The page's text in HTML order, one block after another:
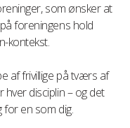
som ønsker at
foreningens hold
kontekst.
af frivillige på tværs af
disciplin – og det
for en som dig.